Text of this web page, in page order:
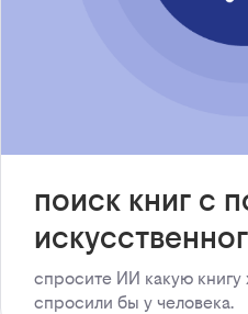
поиск книг с
спросите ИИ какую книгу
спросили бы у человека.